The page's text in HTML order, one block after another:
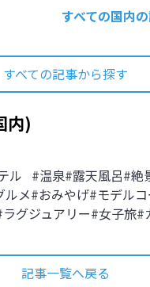
すべての国内
すべての記事から探す
内)
ル #温泉#露天風呂#絶
ルメ#おみやげ#モデル
ラグジュアリー#女子旅#
記事一覧へ戻る